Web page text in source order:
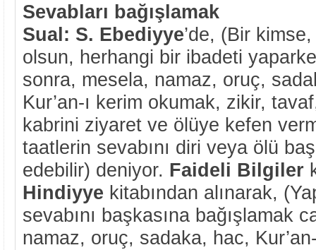
Sevabları bağışlamak
Sual: S. Ebediyye’de, (Bir
olsun, herhangi bir ibadeti
sonra, mesela, namaz, oruç,
Kur’an-ı kerim okumak, zikir,
kabrini ziyaret ve ölüye kefen
taatlerin sevabını diri veya ölü
edebilir) deniyor. Faideli Bilgiler
Hindiyye kitabından alınarak,
sevabını başkasına bağışlamak
namaz, oruç, sadaka, hac,